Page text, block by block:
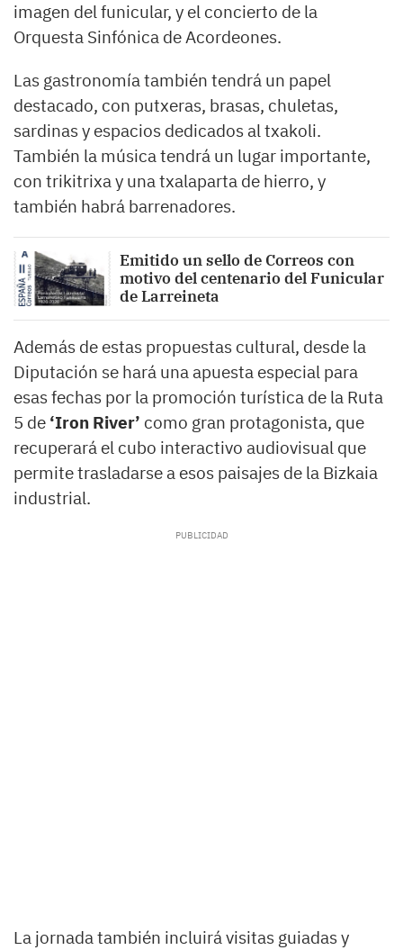
imagen del funicular, y el concierto de la
Orquesta Sinfónica de Acordeones.
Las gastronomía también tendrá un papel
destacado, con putxeras, brasas, chuletas,
sardinas y espacios dedicados al txakoli.
También la música tendrá un lugar importante,
con trikitrixa y una txalaparta de hierro, y
también habrá barrenadores.
Emitido un sello de Correos con
motivo del centenario del Funicular
de Larreineta
Además de estas propuestas cultural, desde la
Diputación se hará una apuesta especial para
esas fechas por la promoción turística de la Ruta
5 de ‘Iron River’ como gran protagonista, que
recuperará el cubo interactivo audiovisual que
permite trasladarse a esos paisajes de la Bizkaia
industrial.
La jornada también incluirá visitas guiadas y